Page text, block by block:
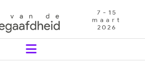
Navigation